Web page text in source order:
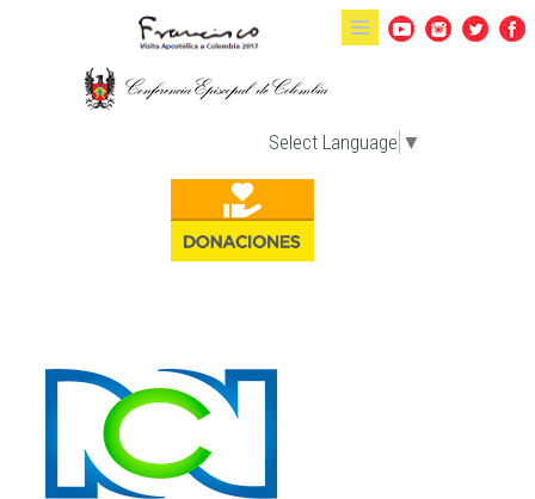
Pasar al contenido principal
Select Language ▼